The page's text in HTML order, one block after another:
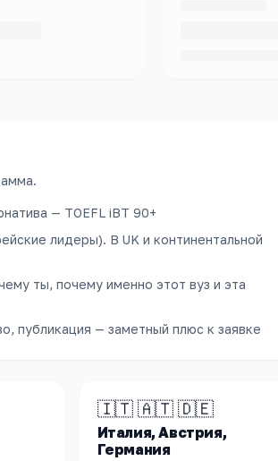
— TOEFL iBT 90+
лидеры). В UK и континентальной
ты, почему именно этот вуз и эта
публикация — заметный плюс к заявке
🇮🇹 🇦🇹 🇩🇪
Италия, Австрия,
Германия